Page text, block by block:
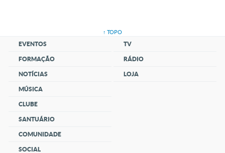
↑ TOPO
EVENTOS
FORMAÇÃO
NOTÍCIAS
MÚSICA
CLUBE
SANTUÁRIO
COMUNIDADE
SOCIAL
TV
RÁDIO
LOJA